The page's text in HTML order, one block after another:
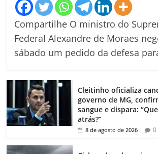
Compartilhe O ministro do
Federal Alexandre de Moraes
sábado um pedido da defesa
Cleitinho oficializa
governo de MG,
sangue e dispara:
atrás?”
8 de agosto de 2026 0